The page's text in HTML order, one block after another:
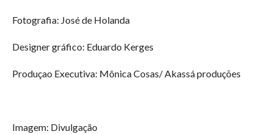
Fotografia: José de Holanda
Designer gráfico: Eduardo Kerges
Produçao Executiva: Mônica Cosas/ Akassá produções
Imagem: Divulgação